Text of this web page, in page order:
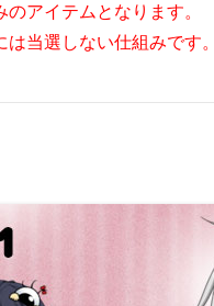
アイテムとなります。
当選しない仕組みです。